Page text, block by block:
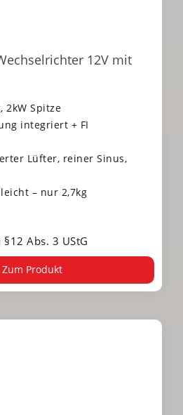
12V mit
2kW Spitze
integriert + FI
Lüfter, reiner Sinus,
– nur 2,7kg
Abs. 3 UStG
Zum Produkt